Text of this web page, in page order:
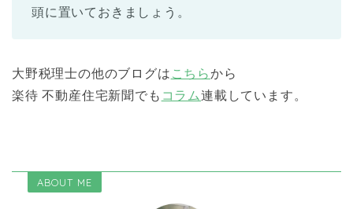
頭に置いておきましょう。
大野税理士の他のブログは こちらから
楽待 不動産住宅新聞でも コラム連載しています。
ABOUT ME